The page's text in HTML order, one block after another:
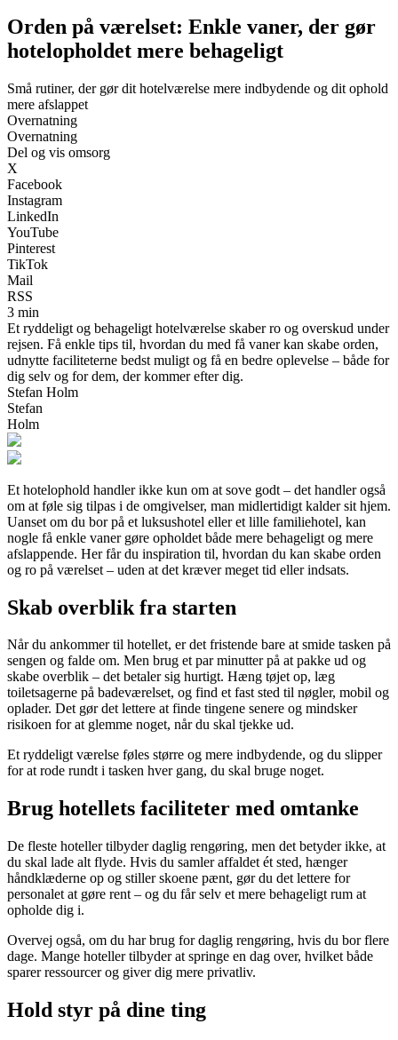
Orden på værelset: Enkle vaner, der gør
hotelopholdet mere behageligt
Små rutiner, der gør dit hotelværelse mere indbydende og dit ophold
mere afslappet
Overnatning
Overnatning
Del og vis omsorg
X
Facebook
Instagram
LinkedIn
YouTube
Pinterest
TikTok
Mail
RSS
3 min
Et ryddeligt og behageligt hotelværelse skaber ro og overskud under
rejsen. Få enkle tips til, hvordan du med få vaner kan skabe orden,
udnytte faciliteterne bedst muligt og få en bedre oplevelse – både for
dig selv og for dem, der kommer efter dig.
Stefan Holm
Stefan
Holm
Et hotelophold handler ikke kun om at sove godt – det handler også
om at føle sig tilpas i de omgivelser, man midlertidigt kalder sit hjem.
Uanset om du bor på et luksushotel eller et lille familiehotel, kan
nogle få enkle vaner gøre opholdet både mere behageligt og mere
afslappende. Her får du inspiration til, hvordan du kan skabe orden
og ro på værelset – uden at det kræver meget tid eller indsats.
Skab overblik fra starten
Når du ankommer til hotellet, er det fristende bare at smide tasken på
sengen og falde om. Men brug et par minutter på at pakke ud og
skabe overblik – det betaler sig hurtigt. Hæng tøjet op, læg
toiletsagerne på badeværelset, og find et fast sted til nøgler, mobil og
oplader. Det gør det lettere at finde tingene senere og mindsker
risikoen for at glemme noget, når du skal tjekke ud.
Et ryddeligt værelse føles større og mere indbydende, og du slipper
for at rode rundt i tasken hver gang, du skal bruge noget.
Brug hotellets faciliteter med omtanke
De fleste hoteller tilbyder daglig rengøring, men det betyder ikke, at
du skal lade alt flyde. Hvis du samler affaldet ét sted, hænger
håndklæderne op og stiller skoene pænt, gør du det lettere for
personalet at gøre rent – og du får selv et mere behageligt rum at
opholde dig i.
Overvej også, om du har brug for daglig rengøring, hvis du bor flere
dage. Mange hoteller tilbyder at springe en dag over, hvilket både
sparer ressourcer og giver dig mere privatliv.
Hold styr på dine ting